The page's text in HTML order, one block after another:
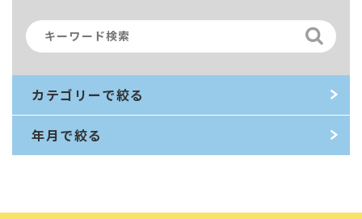
カテゴリーで絞る
年月で絞る